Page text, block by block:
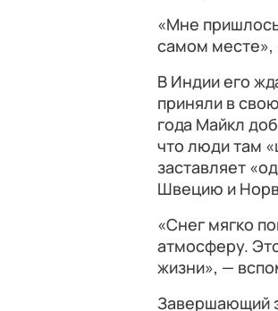
«Мне
самом месте»,
В Индии его
приняли в
года Майкл
что люди там
заставляет
Швецию и
«Снег мягко
атмосферу.
жизни», —
Завершающий